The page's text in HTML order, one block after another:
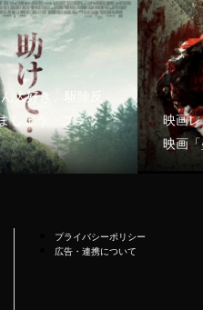
大好き、駆除反
しょう「ブラッ
映画
映画「
プライバシーポリシー
広告・連携について